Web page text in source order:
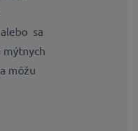
sa
mýtnych
môžu